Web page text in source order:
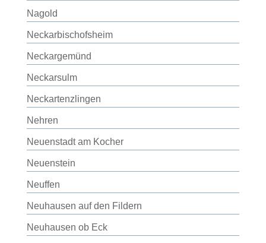
Nagold
Neckarbischofsheim
Neckargemünd
Neckarsulm
Neckartenzlingen
Nehren
Neuenstadt am Kocher
Neuenstein
Neuffen
Neuhausen auf den Fildern
Neuhausen ob Eck